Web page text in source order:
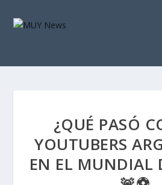
¿QUÉ PASÓ
YOUTUBERS
EN EL MUNDIAL